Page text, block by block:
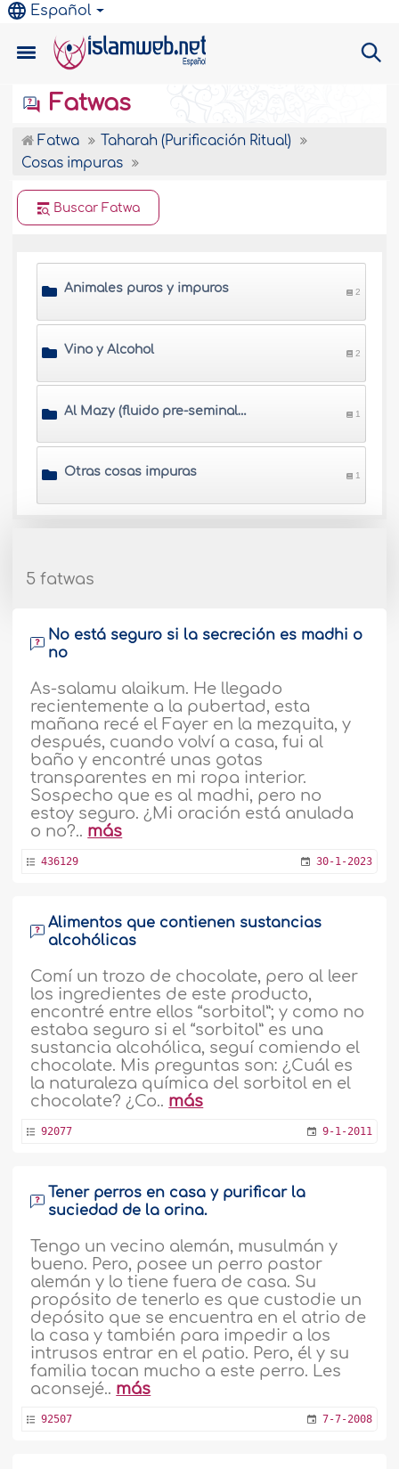
Español
Fatwas
Fatwa
Taharah (Purificación Ritual)
Cosas impuras
Buscar Fatwa
Animales puros y impuros 2
Vino y Alcohol 2
Al Mazy (fluido pre-seminal) y Al Wady (secreción blanca que sale del pene) 1
Otras cosas impuras 1
5 fatwas
No está seguro si la secreción es madhi o
no
As-salamu alaikum. He llegado
recientemente a la pubertad, esta
mañana recé el Fayer en la mezquita, y
después, cuando volví a casa, fui al
baño y encontré unas gotas
transparentes en mi ropa interior.
Sospecho que es al madhi, pero no
estoy seguro. ¿Mi oración está anulada
o no?.. más
436129 30-1-2023
Alimentos que contienen sustancias
alcohólicas
Comí un trozo de chocolate, pero al leer
los ingredientes de este producto,
encontré entre ellos “sorbitol”; y como no
estaba seguro si el “sorbitol” es una
sustancia alcohólica, seguí comiendo el
chocolate. Mis preguntas son: ¿Cuál es
la naturaleza química del sorbitol en el
chocolate? ¿Co.. más
92077 9-1-2011
Tener perros en casa y purificar la
suciedad de la orina.
Tengo un vecino alemán, musulmán y
bueno. Pero, posee un perro pastor
alemán y lo tiene fuera de casa. Su
propósito de tenerlo es que custodie un
depósito que se encuentra en el atrio de
la casa y también para impedir a los
intrusos entrar en el patio. Pero, él y su
familia tocan mucho a este perro. Les
aconsejé.. más
92507 7-7-2008